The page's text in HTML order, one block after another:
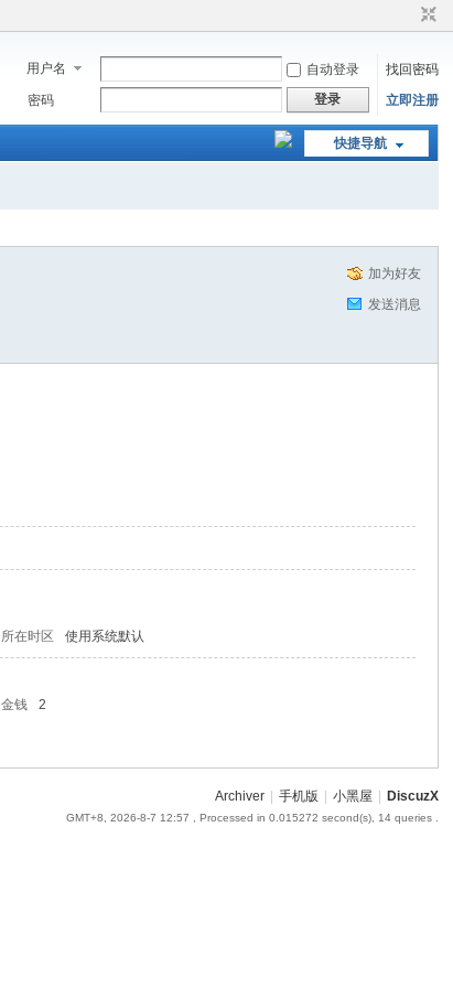
用户名 自动登录
找回密码
密码
登录 立即注册
快捷导航
加为好友
发送消息
所在时区 使用系统默认
金钱
2
Archiver 手机版 小黑屋 DiscuzX
GMT+8, 2026-8-7 12:57 , Processed in 0.015272 second(s), 14 queries .